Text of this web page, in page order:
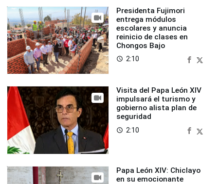
Presidenta Fujimori
entrega módulos
escolares y anuncia
reinicio de clases en
Chongos Bajo
access_time 2:10
Visita del Papa León XIV
impulsará el turismo y
gobierno alista plan de
seguridad
access_time 2:10
Papa León XIV: Chiclayo
en su emocionante